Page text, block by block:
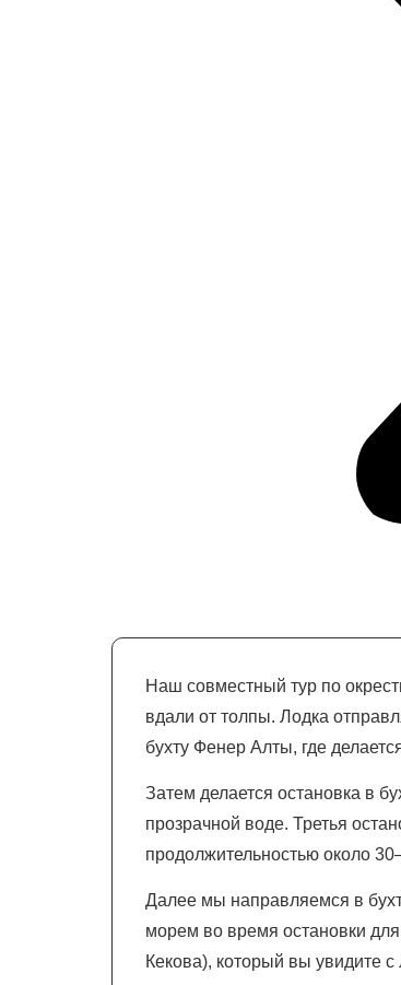
Наш совместный тур по
вдали от толпы. Лодка
бухту Фенер Алты, где
Затем делается остановка в
прозрачной воде. Третья
продолжительностью около
Далее мы направляемся в
морем во время остановки
Кекова), который вы увидите